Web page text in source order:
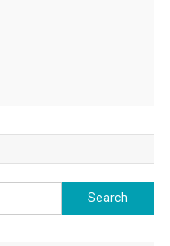
Search
for: